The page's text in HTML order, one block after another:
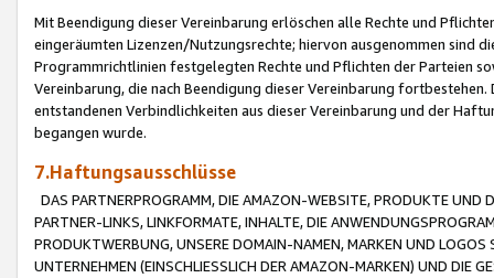
Mit Beendigung dieser Vereinbarung erlöschen alle Rechte und
eingeräumten Lizenzen/Nutzungsrechte; hiervon ausgenommen sind
Programmrichtlinien festgelegten Rechte und Pflichten der Parteien
Vereinbarung, die nach Beendigung dieser Vereinbarung
entstandenen Verbindlichkeiten aus dieser Vereinbarung und der
begangen wurde.
7.Haftungsausschlüsse
DAS PARTNERPROGRAMM, DIE AMAZON-WEBSITE, PRODUKTE UND
PARTNER-LINKS, LINKFORMATE, INHALTE, DIE
PRODUKTWERBUNG, UNSERE DOMAIN-NAMEN, MARKEN UND
UNTERNEHMEN (EINSCHLIESSLICH DER AMAZON-MARKEN) UND DIE